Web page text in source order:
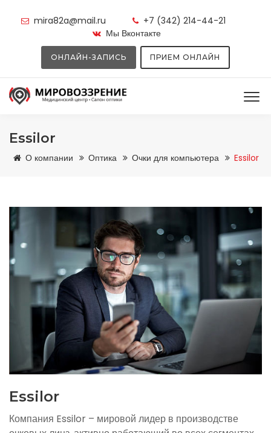
mira82a@mail.ru
+7 (342) 214-44-21
Мы Вконтакте
ОНЛАЙН-ЗАПИСЬ ПРИЕМ ОНЛАЙН
Essilor
О компании Оптика Очки для компьютера Essilor
Essilor
Компания Essilor – мировой лидер в производстве